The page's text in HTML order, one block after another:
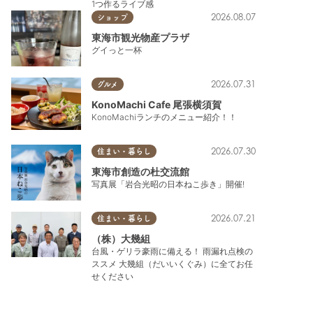
1つ作るライブ感
ショップ 2026.08.07
東海市観光物産プラザ
グイっと一杯
グルメ 2026.07.31
KonoMachi Cafe 尾張横須賀
KonoMachiランチのメニュー紹介！！
住まい・暮らし 2026.07.30
東海市創造の杜交流館
写真展「岩合光昭の日本ねこ歩き」開催!
住まい・暮らし 2026.07.21
（株）大幾組
台風・ゲリラ豪雨に備える！ 雨漏れ点検の
ススメ 大幾組（だいいくぐみ）に全てお任
せください